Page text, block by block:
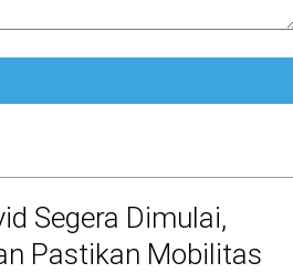
Segera Dimulai,
Pastikan Mobilitas